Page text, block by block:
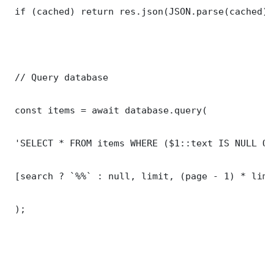
if (cached) return
// Query database
const items = await database.query(
'SELECT * FROM items WHERE ($1::text IS NULL
[search ? `%%` : null, limit, (page - 1) *
);